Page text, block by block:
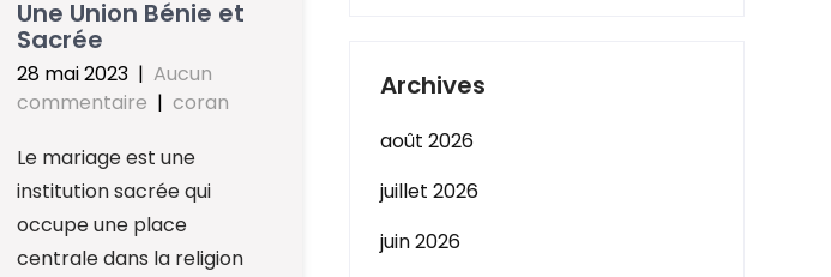
Une Union Bénie et
Sacrée
28 mai 2023 |Aucun
commentaire |coran
Le mariage est une
institution sacrée qui
occupe une place
centrale dans la religion
Archives
août 2026
juillet 2026
juin 2026